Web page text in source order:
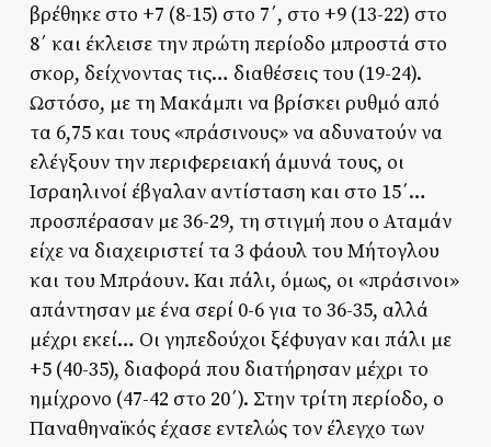
βρέθηκε στο +7 (8-15) στο 7΄, στο +9 (13-22) στο
8΄ και έκλεισε την πρώτη περίοδο μπροστά στο
σκορ, δείχνοντας τις… διαθέσεις του (19-24).
Ωστόσο, με τη Μακάμπι να βρίσκει ρυθμό από
τα 6,75 και τους «πράσινους» να αδυνατούν να
ελέγξουν την περιφερειακή άμυνά τους, οι
Ισραηλινοί έβγαλαν αντίσταση και στο 15΄…
προσπέρασαν με 36-29, τη στιγμή που ο Αταμάν
είχε να διαχειριστεί τα 3 φάουλ του Μήτογλου
και του Μπράουν. Και πάλι, όμως, οι «πράσινοι»
απάντησαν με ένα σερί 0-6 για το 36-35, αλλά
μέχρι εκεί… Οι γηπεδούχοι ξέφυγαν και πάλι με
+5 (40-35), διαφορά που διατήρησαν μέχρι το
ημίχρονο (47-42 στο 20΄). Στην τρίτη περίοδο, ο
Παναθηναϊκός έχασε εντελώς τον έλεγχο των